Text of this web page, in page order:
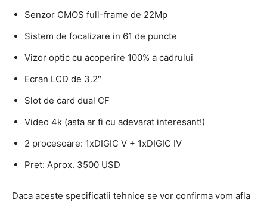
Senzor CMOS full-frame de 22Mp
Sistem de focalizare in 61 de puncte
Vizor optic cu acoperire 100% a cadrului
Ecran LCD de 3.2″
Slot de card dual CF
Video 4k (asta ar fi cu adevarat interesant!)
2 procesoare: 1xDIGIC V + 1xDIGIC IV
Pret: Aprox. 3500 USD
Daca aceste specificatii tehnice se vor confirma vom afla